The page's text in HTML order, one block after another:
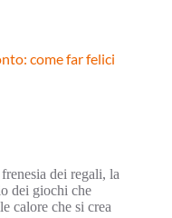
come far felici
dei regali, la
dei giochi che
calore che si crea